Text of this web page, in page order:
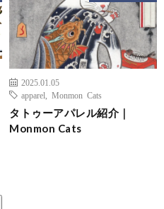
2025.01.05
apparel
Monmon Cats
タトゥーアパレル紹介｜
Monmon Cats